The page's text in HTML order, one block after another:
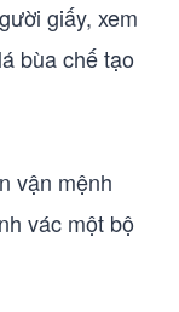
giấy, xem
bùa chế tạo
vận mệnh
vác một bộ